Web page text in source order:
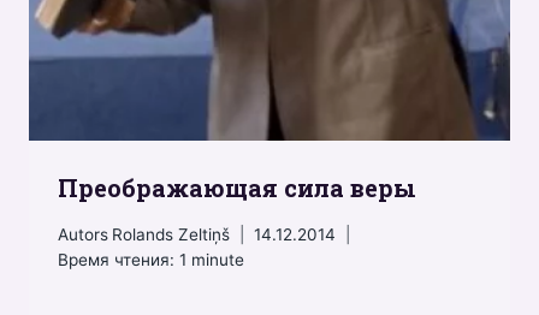
Преображающая сила веры
Autors Rolands Zeltiņš
14.12.2014
Время чтения: 1 minute